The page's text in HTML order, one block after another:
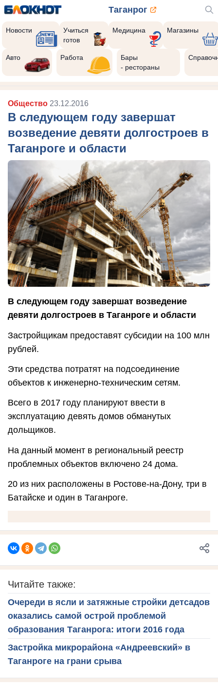
Таганрог
Новости
Учиться
готов
Медицина Магазины
Авто Работа
Бары
- рестораны
Общество 23.12.2016
В следующем году завершат
возведение девяти долгостроев в
Таганроге и области
В следующем году завершат возведение
девяти долгостроев в Таганроге и области
Застройщикам предоставят субсидии на 100 млн
рублей.
Эти средства потратят на подсоединение
объектов к инженерно-техническим сетям.
Всего в 2017 году планируют ввести в
эксплуатацию девять домов обманутых
дольщиков.
На данный момент в региональный реестр
проблемных объектов включено 24 дома.
20 из них расположены в Ростове-на-Дону, три в
Батайске и один в Таганроге.
Читайте также:
Очереди в ясли и затяжные стройки детсадов
оказались самой острой проблемой
образования Таганрога: итоги 2016 года
Застройка микрорайона «Андреевский» в
Таганроге на грани срыва